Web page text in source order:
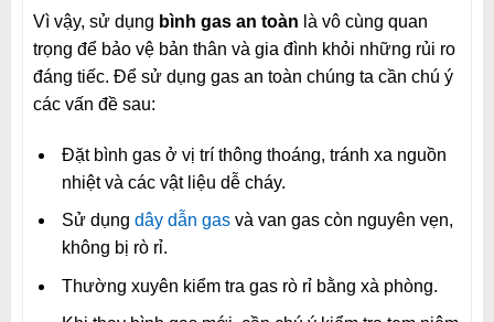
Vì vậy, sử dụng bình gas an toàn là vô cùng quan
trọng để bảo vệ bản thân và gia đình khỏi những rủi ro
đáng tiếc. Để sử dụng gas an toàn chúng ta cần chú ý
các vấn đề sau:
Đặt bình gas ở vị trí thông thoáng, tránh xa nguồn
nhiệt và các vật liệu dễ cháy.
Sử dụng dây dẫn gasvà van gas còn nguyên vẹn,
không bị rò rỉ.
Thường xuyên kiểm tra gas rò rỉ bằng xà phòng.